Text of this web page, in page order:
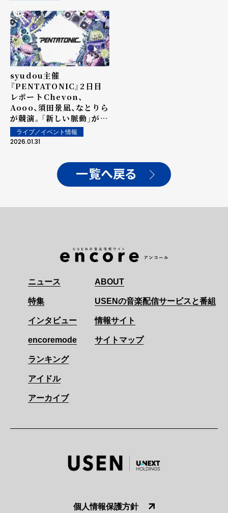
syudou主催
『PENTATONIC』2日目
レポート――Chevon、
Aooo、須田景凪、なとりら
が競演。「新しい脈動」が始
まった横浜の夜
ライブ／イベント情報
2026.01.31
一覧へ戻る
ニュース
特集
インタビュー
encoremode
ランキング
アイドル
アーカイブ
ABOUT
USENの音楽配信サービスと番組
情報サイト
サイトマップ
個人情報保護方針